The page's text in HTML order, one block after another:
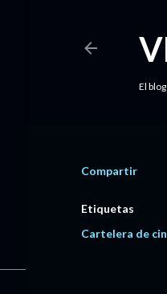
El
Compartir
Etiquetas
Cartelera de